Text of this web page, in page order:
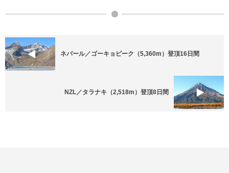
ネパール／ゴーキョピーク（5,360m）登頂16日間
NZL／タラナキ（2,518m）登頂8日間